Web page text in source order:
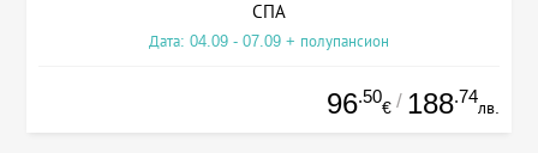
СПА
Дата: 04.09 - 07.09 + полупансион
96.50
€ / 188.74
лв.